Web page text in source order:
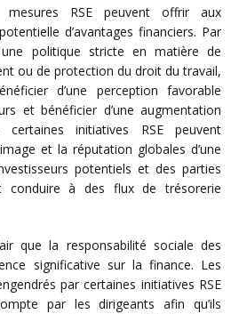
mesures RSE peuvent offrir aux
d’avantages financiers. Par
politique stricte en matière de
ou de protection du droit du travail,
d’une perception favorable
et bénéficier d’une augmentation
initiatives RSE peuvent
et la réputation globales d’une
potentiels et des parties
conduire à des flux de trésorerie
que la responsabilité sociale des
significative sur la finance. Les
par certaines initiatives RSE
par les dirigeants afin qu’ils